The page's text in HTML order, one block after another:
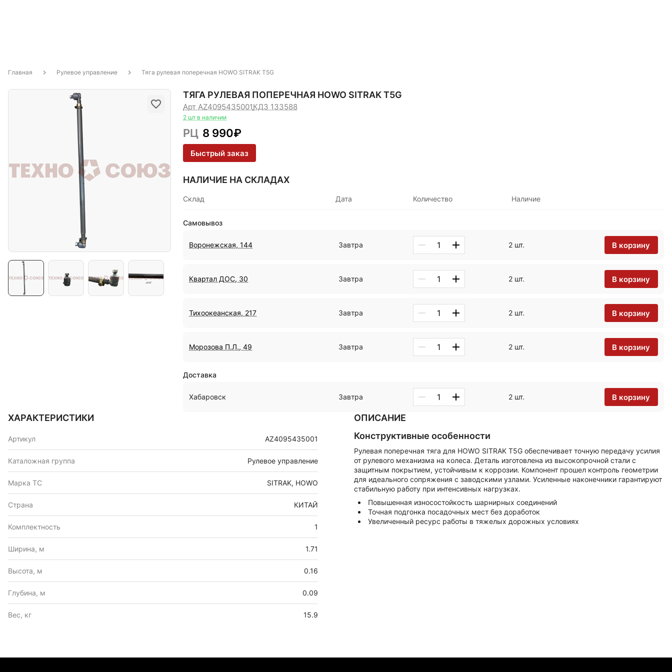
Главная Рулевое управление Тяга рулевая поперечная HOWO SITRAK T5G
ТЯГА РУЛЕВАЯ ПОПЕРЕЧНАЯ HOWO SITRAK T5G
Арт AZ4095435001КДЗ 133588
2 шт в наличии
РЦ 8 990₽
Быстрый заказ
НАЛИЧИЕ НА СКЛАДАХ
Склад Дата Количество Наличие
Самовывоз
Воронежская, 144 Завтра 2 шт. В корзину
Квартал ДОС, 30 Завтра 2 шт. В корзину
Тихоокеанская, 217 Завтра 2 шт. В корзину
Морозова П.Л., 49 Завтра 2 шт. В корзину
Доставка
Хабаровск Завтра 2 шт. В корзину
ХАРАКТЕРИСТИКИ
Артикул AZ4095435001
Каталожная группа Рулевое управление
Марка ТС SITRAK, HOWO
Страна КИТАЙ
Комплектность 1
Ширина, м 1.71
Высота, м 0.16
Глубина, м 0.09
Вес, кг 15.9
ОПИСАНИЕ
Конструктивные особенности
Рулевая поперечная тяга для HOWO SITRAK T5G обеспечивает точную передачу усилия
от рулевого механизма на колеса. Деталь изготовлена из высокопрочной стали с
защитным покрытием, устойчивым к коррозии. Компонент прошел контроль геометрии
для идеального сопряжения с заводскими узлами. Усиленные наконечники гарантируют
стабильную работу при интенсивных нагрузках.
Повышенная износостойкость шарнирных соединений
Точная подгонка посадочных мест без доработок
Увеличенный ресурс работы в тяжелых дорожных условиях